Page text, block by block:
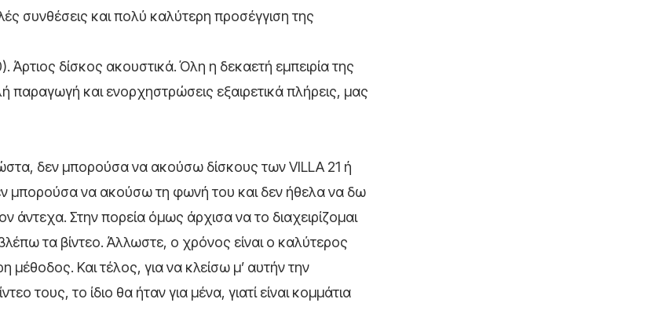
συνθέσεις και πολύ καλύτερη προσέγγιση της
δίσκος ακουστικά. Όλη η δεκαετή εμπειρία της
και ενορχηστρώσεις εξαιρετικά πλήρεις, μας
δεν μπορούσα να ακούσω δίσκους των VILLA 21 ή
μπορούσα να ακούσω τη φωνή του και δεν ήθελα να δω
Στην πορεία όμως άρχισα να το διαχειρίζομαι
τα βίντεο. Άλλωστε, ο χρόνος είναι ο καλύτερος
μέθοδος. Και τέλος, για να κλείσω μ’ αυτήν την
τους, το ίδιο θα ήταν για μένα, γιατί είναι κομμάτια